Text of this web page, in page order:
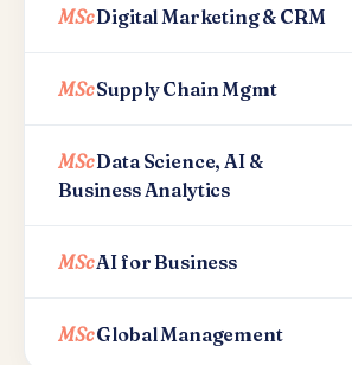
MScDigital Marketing & CRM
MScSupply Chain Mgmt
MScData Science, AI &
Business Analytics
MScAI for Business
MScGlobal Management